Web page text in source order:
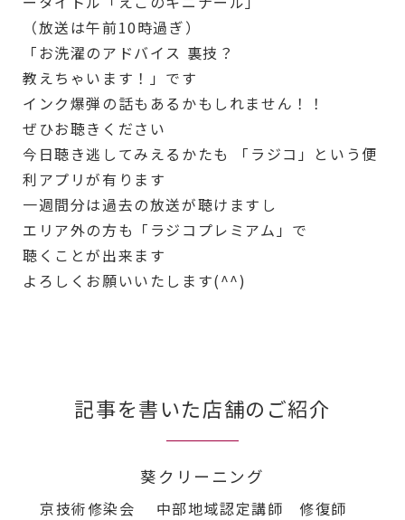
（放送は午前10時過ぎ）
「お洗濯のアドバイス 裏技？
教えちゃいます！」です
インク爆弾の話もあるかもしれません！！
ぜひお聴きください
今日聴き逃してみえるかたも 「ラジコ」という便
利アプリが有ります
一週間分は過去の放送が聴けますし
エリア外の方も「ラジコプレミアム」で
聴くことが出来ます
よろしくお願いいたします(^^)
記事を書いた店舗のご紹介
葵クリーニング
京技術修染会 中部地域認定講師 修復師